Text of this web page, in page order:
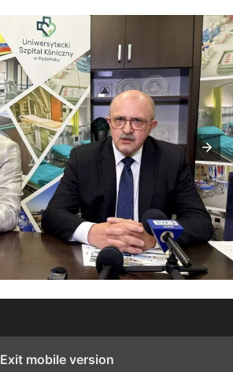
Exit mobile version